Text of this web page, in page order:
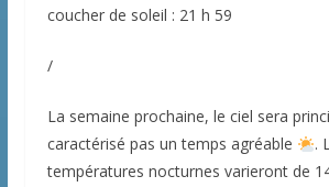
coucher de soleil : 21 h 59
/
La semaine prochaine, le ciel sera
caractérisé pas un temps agréable
.
températures nocturnes varieront de